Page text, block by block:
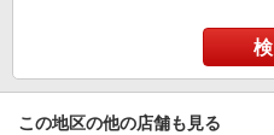
この地区の他の店舗も見る